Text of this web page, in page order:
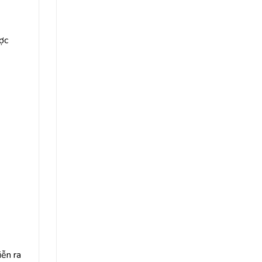
ra